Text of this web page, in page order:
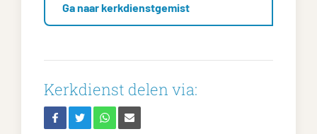
Ga naar kerkdienstgemist
Kerkdienst delen via: